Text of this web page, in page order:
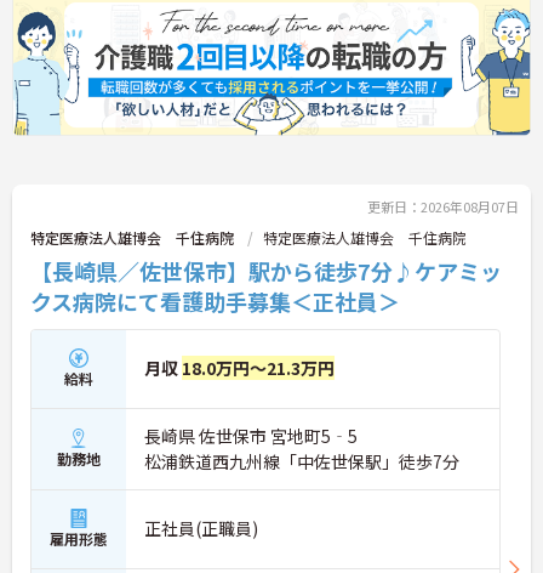
更新日：2026年08月07日
特定医療法人雄博会 千住病院 特定医療法人雄博会 千住病院
【長崎県／佐世保市】駅から徒歩7分♪ケアミッ
クス病院にて看護助手募集＜正社員＞
給料 月収 18.0万円～21.3万円
勤務地
長崎県 佐世保市 宮地町5‐5
松浦鉄道西九州線「中佐世保駅」徒歩7分
雇用形態 正社員(正職員)